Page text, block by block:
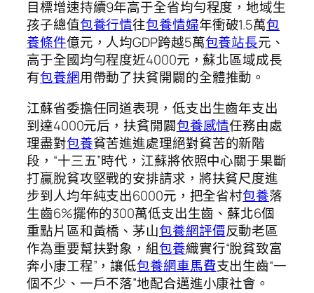
目標增速持續9年高于全省均勻程度，地域生
孩子總值包養行情往包養情婦年衝破1.5萬包
養條件億元，人均GDP跨越5萬包養站長元、
高于全國均勻程度近4000元，蘇北區域成長
有包養網用帶動了扶貧開闢的全體推動。
江蘇省委擔任同道表現，低支出生齒年支出
到達4000元后，扶貧開闢包養感情任務由處
理盡對包養貧苦進進處理絕對貧苦的新階
段，“十三五”時代，江蘇將依照中心關于果斷
打贏脫貧攻堅戰的安排請求，將扶貧尺度進
步到人均年純支出6000元，把全省村包養落
生齒6%擺佈的300萬低支出生齒、蘇北6個
重點片區和黃橋、茅山包養網評價反動老區
作為重要幫扶對象，組包養織實行“脫貧致富
奔小康工程”，讓低包養網車馬費支出生齒“一
個不少、一戶不落”地配合邁進小康社會。